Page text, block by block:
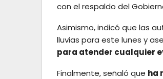
con el respaldo del
Asimismo, indicó que las
lluvias para este lunes y
para atender cualquier
Finalmente, señaló que ha